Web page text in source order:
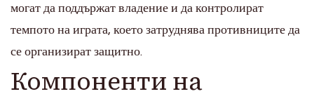
могат да поддържат владение и да контролират
темпото на играта, което затруднява противниците да
се организират защитно.
Компоненти на